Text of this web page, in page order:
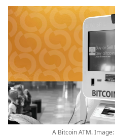
A Bitcoin ATM.